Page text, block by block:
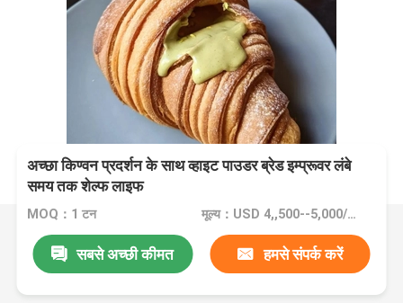
अच्छा किण्वन प्रदर्शन के साथ व्हाइट पाउडर ब्रेड इम्प्रूवर लंबे
समय तक शेल्फ लाइफ
MOQ：1 टन मूल्य：USD 4,,500--5,000/ton FOB Port Guangzhou
सबसे अच्छी कीमत हमसे संपर्क करें